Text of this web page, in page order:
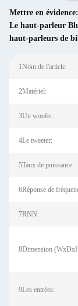
Mettre en évidence:
Le haut-parleur
haut-parleurs de
1Nom de l'article:
2Matériel:
3Un woofer:
4Le tweeter:
5Taux de puissance:
6Réponse de
7RNN:
8Dimension
9Les entrées: